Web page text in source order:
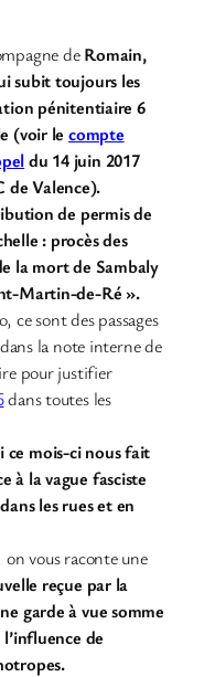
deRomain,
subit toujours les
pénitentiaire 6
(voir le compte
du 14 juin 2017
Valence).
de permis de
: procès des
la mort de Sambaly
Martin-de-Ré ».
ce sont des passages
la note interne de
pour justifier
dans toutes les
ce mois-ci nous fait
à la vague fasciste
les rues et en
on vous raconte une
reçue par la
garde à vue somme
de